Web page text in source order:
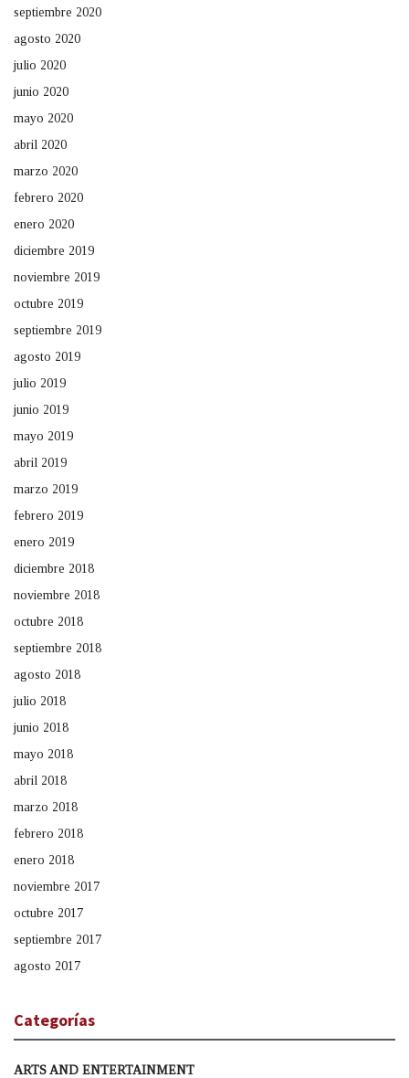
septiembre 2020
agosto 2020
julio 2020
junio 2020
mayo 2020
abril 2020
marzo 2020
febrero 2020
enero 2020
diciembre 2019
noviembre 2019
octubre 2019
septiembre 2019
agosto 2019
julio 2019
junio 2019
mayo 2019
abril 2019
marzo 2019
febrero 2019
enero 2019
diciembre 2018
noviembre 2018
octubre 2018
septiembre 2018
agosto 2018
julio 2018
junio 2018
mayo 2018
abril 2018
marzo 2018
febrero 2018
enero 2018
noviembre 2017
octubre 2017
septiembre 2017
agosto 2017
Categorías
ARTS AND ENTERTAINMENT